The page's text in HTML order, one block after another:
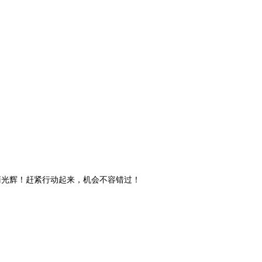
辉！赶紧行动起来，机会不容错过！